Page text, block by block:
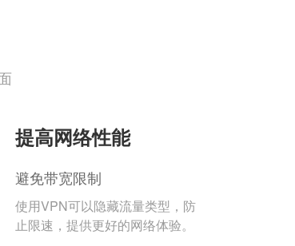
提高网络性能
避免带宽限制
使用VPN可以隐藏流量类型，防
止限速，提供更好的网络体验。